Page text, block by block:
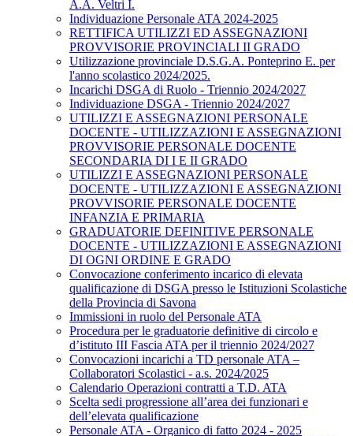
A.A. Veltri I.
Individuazione Personale ATA 2024-2025
RETTIFICA UTILIZZI ED ASSEGNAZIONI
PROVVISORIE PROVINCIALI II GRADO
Utilizzazione provinciale D.S.G.A. Ponteprino E. per
l'anno scolastico 2024/2025.
Incarichi DSGA di Ruolo - Triennio 2024/2027
Individuazione DSGA - Triennio 2024/2027
UTILIZZI E ASSEGNAZIONI PERSONALE
DOCENTE - UTILIZZAZIONI E ASSEGNAZIONI
PROVVISORIE PERSONALE DOCENTE
SECONDARIA DI I E II GRADO
UTILIZZI E ASSEGNAZIONI PERSONALE
DOCENTE - UTILIZZAZIONI E ASSEGNAZIONI
PROVVISORIE PERSONALE DOCENTE
INFANZIA E PRIMARIA
GRADUATORIE DEFINITIVE PERSONALE
DOCENTE - UTILIZZAZIONI E ASSEGNAZIONI
DI OGNI ORDINE E GRADO
Convocazione conferimento incarico di elevata
qualificazione di DSGA presso le Istituzioni Scolastiche
della Provincia di Savona
Immissioni in ruolo del Personale ATA
Procedura per le graduatorie definitive di circolo e
d’istituto III Fascia ATA per il triennio 2024/2027
Convocazioni incarichi a TD personale ATA –
Collaboratori Scolastici - a.s. 2024/2025
Calendario Operazioni contratti a T.D. ATA
Scelta sedi progressione all’area dei funzionari e
dell’elevata qualificazione
Personale ATA - Organico di fatto 2024 - 2025